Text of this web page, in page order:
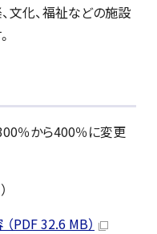
文化、福祉などの施設
％から400％に変更
PDF 32.6 MB）